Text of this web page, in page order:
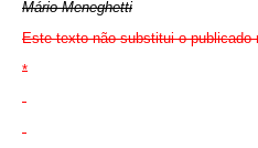
Mário Meneghetti
Este texto não substitui o publicado
*